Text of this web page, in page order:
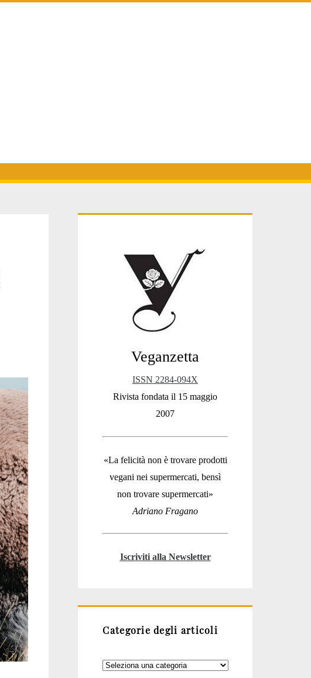
Sidebar
Veganzetta
ISSN 2284-094X
Rivista fondata il 15 maggio
2007
«La felicità non è trovare prodotti
vegani nei supermercati, bensì
non trovare supermercati»
Adriano Fragano
Iscriviti alla Newsletter
Categorie degli articoli
Categorie